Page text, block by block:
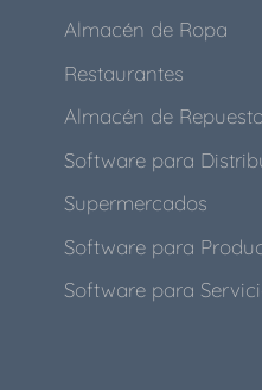
Almacén de Ropa
Restaurantes
Almacén de
Software para
Supermercados
Software para
Software para